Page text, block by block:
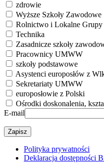
zdrowie
Wyższe Szkoły Zawodowe
Rolnictwo i Lokalne Grupy
Technika
Zasadnicze szkoły
Pracownicy UMWW
szkoły podstawowe
Asystenci europosłów z
Sekretariaty UMWW
europosłowie z Polski
Ośrodki doskonalenia,
E-mail
Polityka prywatności
Deklaracja dostępności